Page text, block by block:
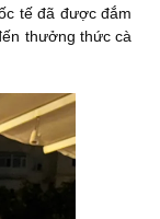
tế đã được đắm
thưởng thức cà